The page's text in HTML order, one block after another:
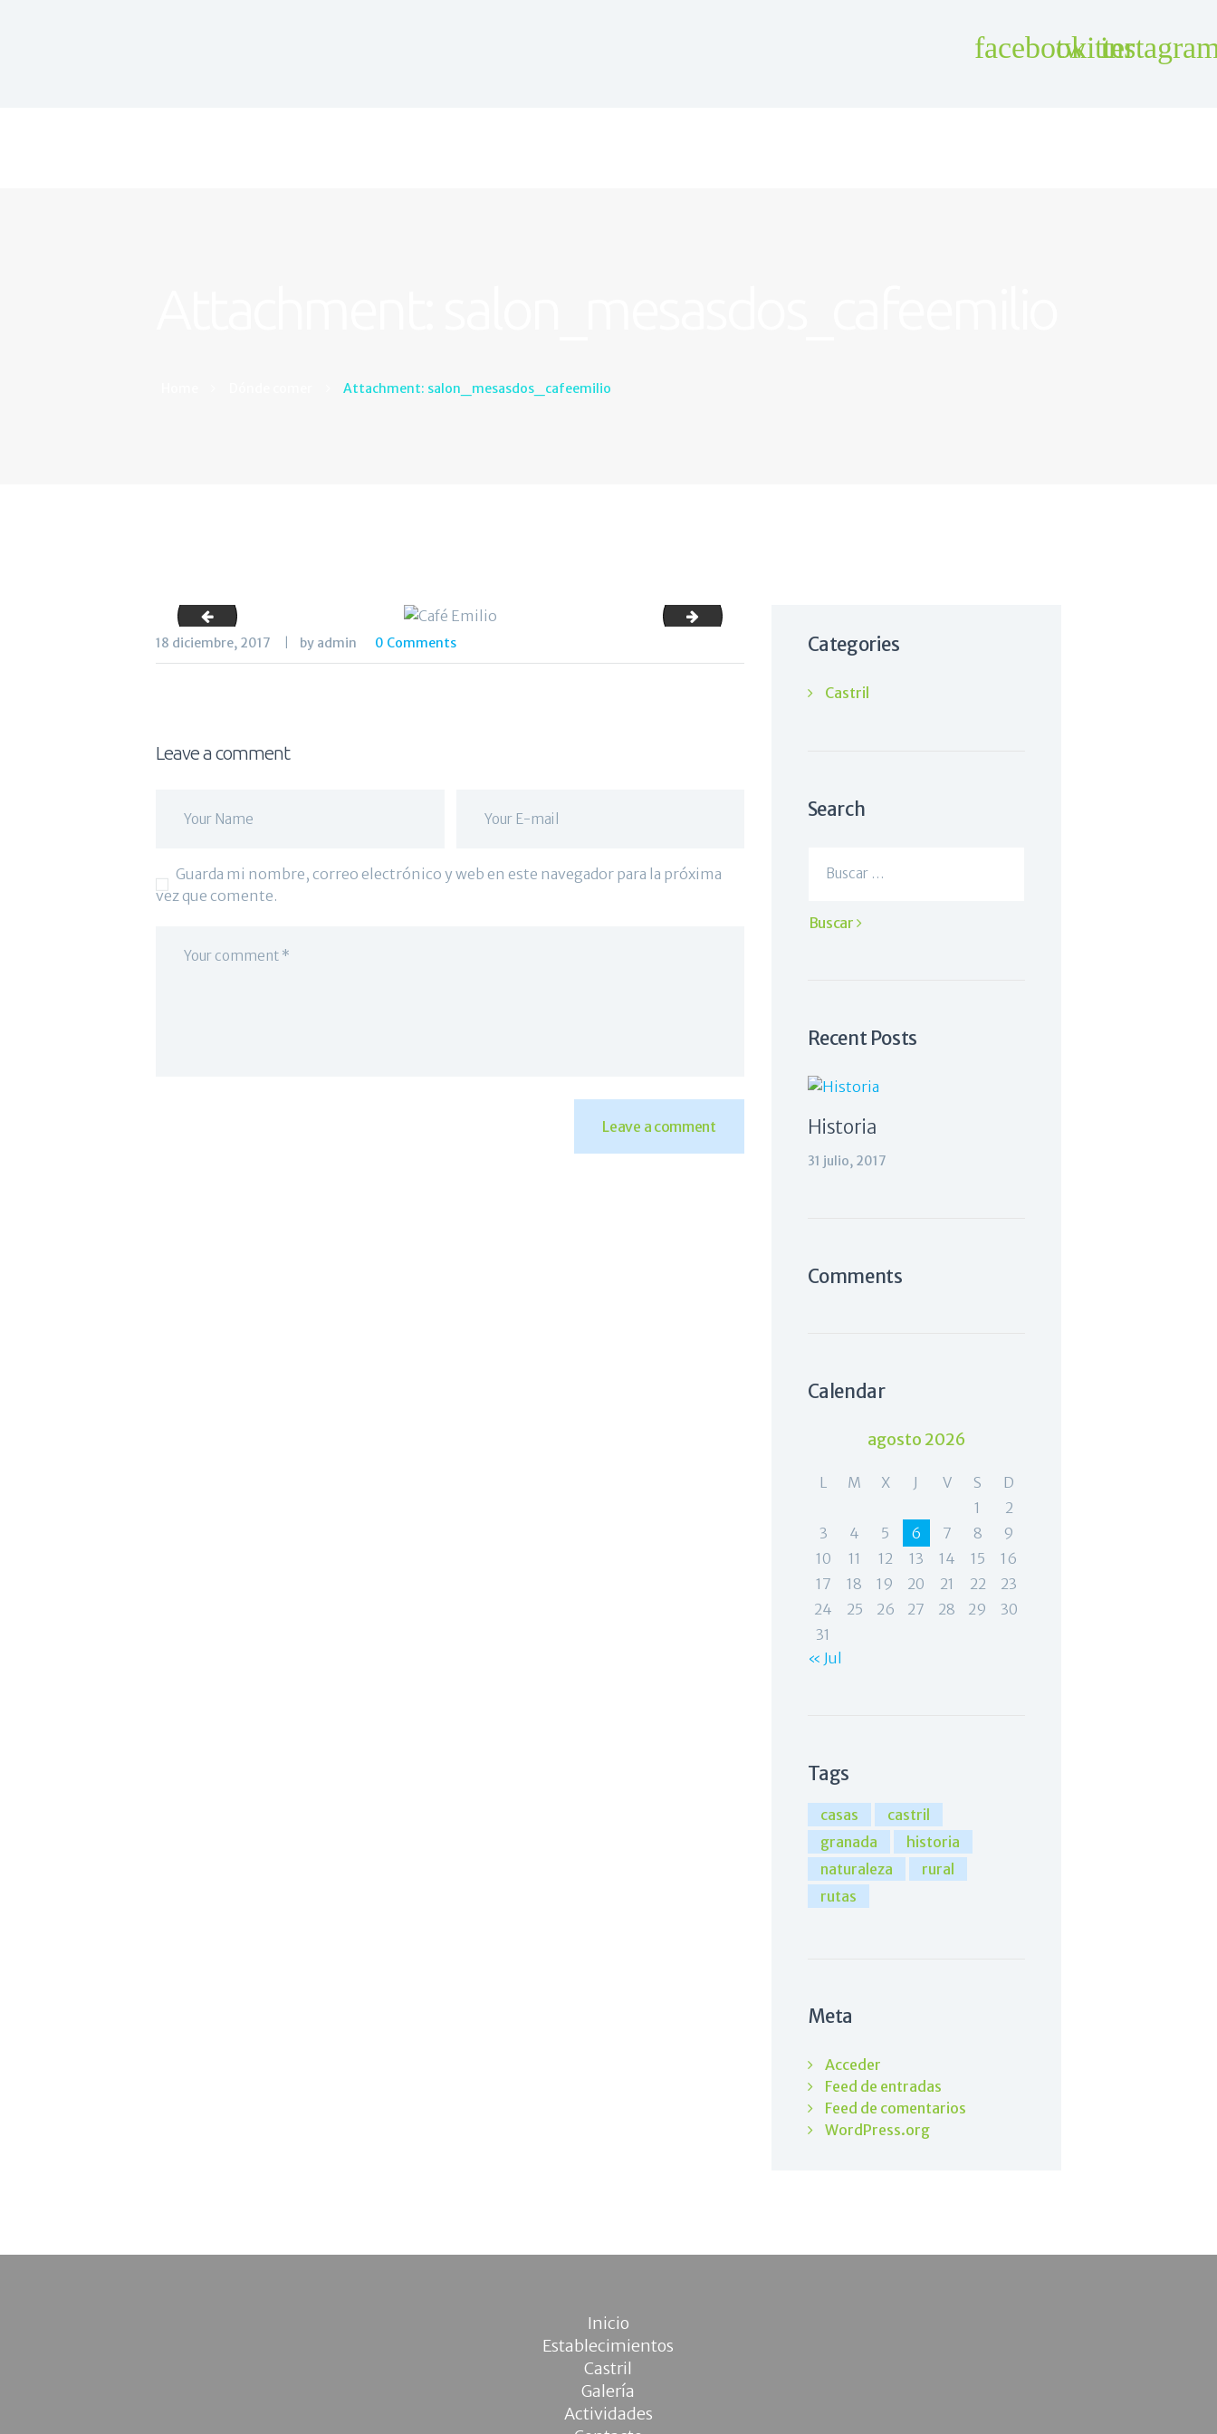
Attachment: salon_mesasdos_cafeemilio
salon_mesas_cafeemilio sopa_cafeemilio
18 diciembre, 2017 by admin 0 Comments
Leave a comment
Guarda mi nombre, correo electrónico y web en este navegador para la próxima
vez que comente.
Categories
Castril
Search
Recent Posts
Historia
31 julio, 2017
Comments
Calendar
agosto 2026
L M X J V S
D
1
2
3
4 5 6 7 8
9
10
11 12 13 14 15
16
17
18 19 20 21 22
23
24
25 26 27 28 29
30
31
« Jul
Tags
casas
castril
granada
historia
naturaleza
rural
rutas
Meta
Acceder
Feed de entradas
Feed de comentarios
WordPress.org
Inicio
Establecimientos
Castril
Galería
Actividades